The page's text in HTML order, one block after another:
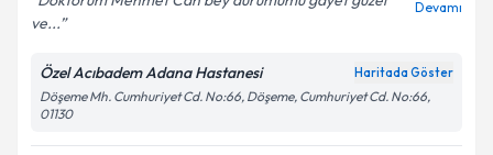
ve...
Devamı
Özel Acıbadem Adana Hastanesi Haritada Göster
Döşeme Mh. Cumhuriyet Cd. No:66, Döşeme, Cumhuriyet Cd. No:66,
01130